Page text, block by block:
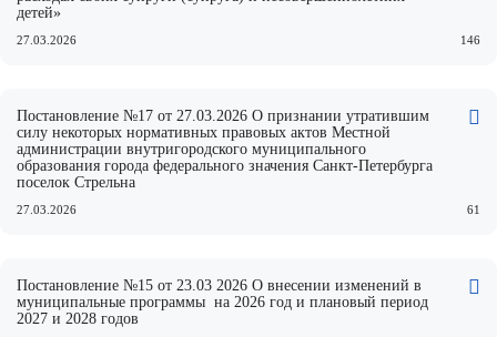
детей»
27.03.2026 146
Постановление №17 от 27.03.2026 О признании утратившим
силу некоторых нормативных правовых актов Местной
администрации внутригородского муниципального
образования города федерального значения Санкт-Петербурга
поселок Стрельна
27.03.2026 61
Постановление №15 от 23.03 2026 О внесении изменений в
муниципальные программы на 2026 год и плановый период
2027 и 2028 годов